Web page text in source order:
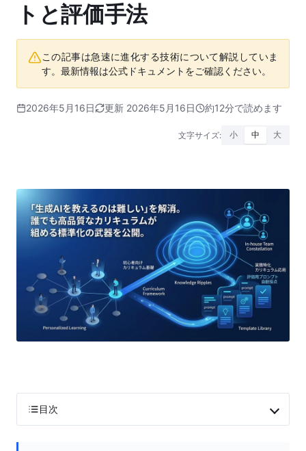
トと評価手法
この記事は急速に進化する技術について解説していま
す。最新情報は公式ドキュメントをご確認ください。
2026年5月16日 更新 2026年5月16日 約12分で読めます
文字サイズ: 小 中 大
目次